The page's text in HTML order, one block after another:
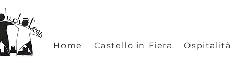
Home Castello in Fiera Ospitalità